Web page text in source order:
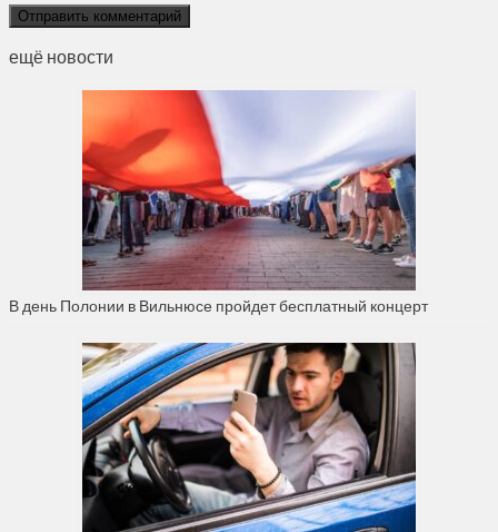
ещё новости
В день Полонии в Вильнюсе пройдет бесплатный концерт